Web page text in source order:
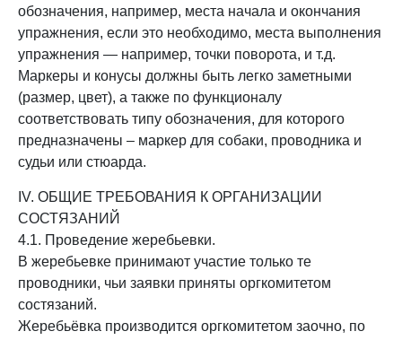
обозначения, например, места начала и окончания
упражнения, если это необходимо, места выполнения
упражнения — например, точки поворота, и т.д.
Маркеры и конусы должны быть легко заметными
(размер, цвет), а также по функционалу
соответствовать типу обозначения, для которого
предназначены – маркер для собаки, проводника и
судьи или стюарда.
IV. ОБЩИЕ ТРЕБОВАНИЯ К ОРГАНИЗАЦИИ
СОСТЯЗАНИЙ
4.1. Проведение жеребьевки.
В жеребьевке принимают участие только те
проводники, чьи заявки приняты оргкомитетом
состязаний.
Жеребьёвка производится оргкомитетом заочно, по